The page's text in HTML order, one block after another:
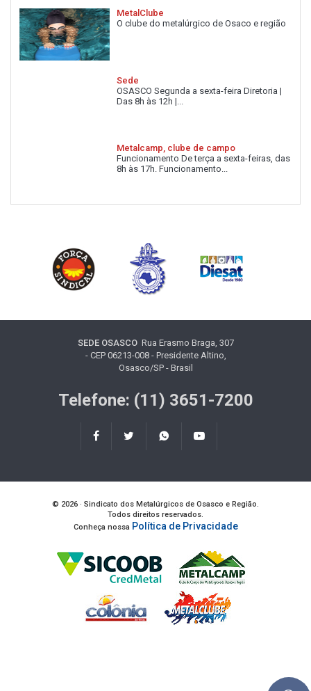
MetalClube
O clube do metalúrgico de Osaco e região
Sede
OSASCO Segunda a sexta-feira Diretoria |
Das 8h às 12h |...
Metalcamp, clube de campo
Funcionamento De terça a sexta-feiras, das
8h às 17h. Funcionamento...
SEDE OSASCORua Erasmo Braga, 307
- CEP 06213-008 - Presidente Altino,
Osasco/SP - Brasil
Telefone: (11) 3651-7200
© 2026 · Sindicato dos Metalúrgicos de Osasco e Região.
Todos direitos reservados.
Conheça nossa Política de Privacidade